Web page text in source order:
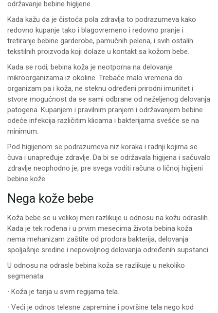
održavanje bebine higijene.
Kada kažu da je čistoća pola zdravlja to podrazumeva kako
redovno kupanje tako i blagovremeno i redovno pranje i
tretiranje bebine garderobe, pamučnih pelena, i svih ostalih
tekstilnih proizvoda koji dolaze u kontakt sa kožom bebe.
Kada se rodi, bebina koža je neotporna na delovanje
mikroorganizama iz okoline. Trebaće malo vremena do
organizam pa i koža, ne steknu određeni prirodni imunitet i
stvore mogućnost da se sami odbrane od neželjenog delovanja
patogena. Kupanjem i pravilnim pranjem i održavanjem bebine
odeće infekcija različitim klicama i bakterijama svešće se na
minimum.
Pod higijenom se podrazumeva niz koraka i radnji kojima se
čuva i unapređuje zdravlje. Da bi se održavala higijena i sačuvalo
zdravlje neophodno je, pre svega voditi računa o ličnoj higijeni
bebine kože.
Nega kože bebe
Koža bebe se u velikoj meri razlikuje u odnosu na kožu odraslih.
Kada je tek rođena i u prvim mesecima života bebina koža
nema mehanizam zaštite od prodora bakterija, delovanja
spoljašnje sredine i nepovoljnog delovanja određenih supstanci.
U odnosu na odrasle bebina koža se razlikuje u nekoliko
segmenata:
∙ Koža je tanja u svim regijama tela.
∙ Veći je odnos telesne zapremine i površine tela nego kod